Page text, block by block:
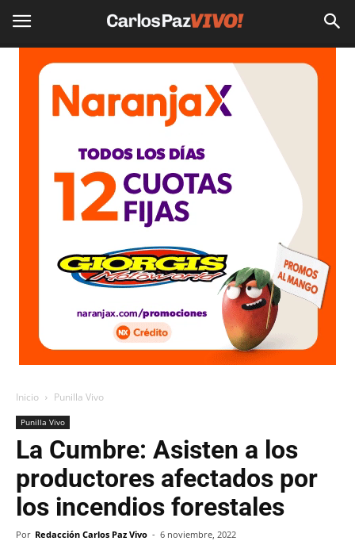
Inicio Punilla Vivo
Punilla Vivo
La Cumbre: Asisten a los
productores afectados por
los incendios forestales
Por Redacción Carlos Paz Vivo - 6 noviembre, 2022